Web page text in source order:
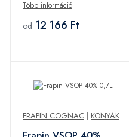
Több információ
od 12 166 Ft
FRAPIN COGNAC | KONYAK